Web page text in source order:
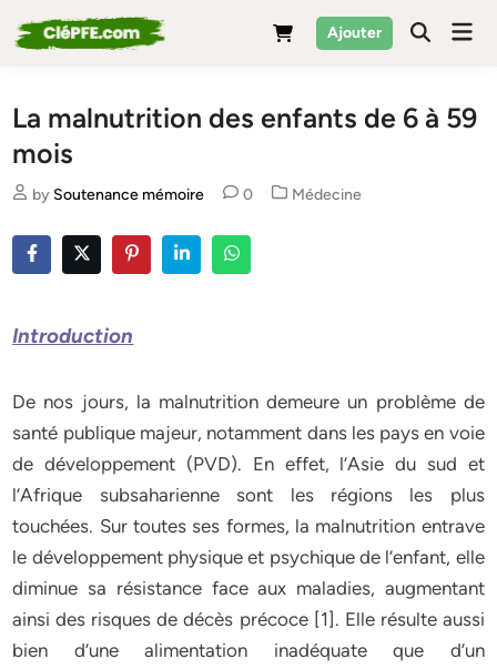
to
Ajouter
La malnutrition des enfants de 6 à 59
mois
by Soutenance mémoire 0
Posted
Médecine
Introduction
De nos jours, la malnutrition demeure un problème de
santé publique majeur, notamment dans les pays en voie
de développement (PVD). En effet, l’Asie du sud et
l’Afrique subsaharienne sont les régions les plus
touchées. Sur toutes ses formes, la malnutrition entrave
le développement physique et psychique de l’enfant, elle
diminue sa résistance face aux maladies, augmentant
ainsi des risques de décès précoce [1]. Elle résulte aussi
bien d’une alimentation inadéquate que d’un